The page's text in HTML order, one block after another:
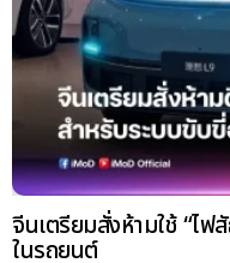
จีนเตรียมสั่งห้ามใช้ “ไ
ในรถยนต์